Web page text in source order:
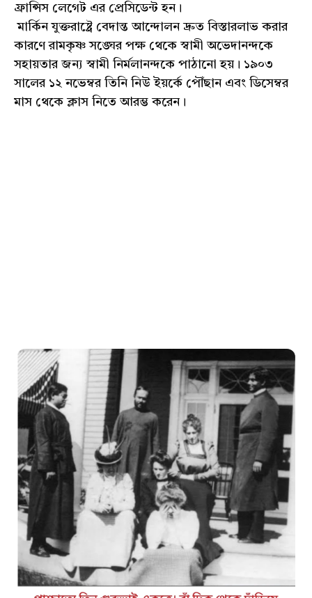
ফ্রান্সিস লেগেট এর প্রেসিডেন্ট হন।
মার্কিন যুক্তরাষ্ট্রে বেদান্ত আন্দোলন দ্রুত বিস্তারলাভ করার
কারণে রামকৃষ্ণ সঙ্ঘের পক্ষ থেকে স্বামী অভেদানন্দকে
সহায়তার জন্য স্বামী নির্মলানন্দকে পাঠানো হয়। ১৯০৩
সালের ১২ নভেম্বর তিনি নিউ ইয়র্কে পৌঁছান এবং ডিসেম্বর
মাস থেকে ক্লাস নিতে আরম্ভ করেন।